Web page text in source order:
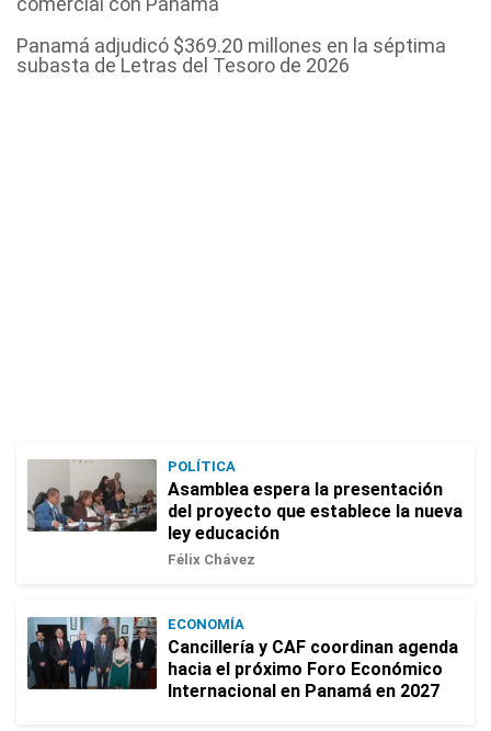
Panamá adjudicó $369.20 millones en la séptima
subasta de Letras del Tesoro de 2026
POLÍTICA
Asamblea espera la presentación
del proyecto que establece la nueva
ley educación
Félix Chávez
ECONOMÍA
Cancillería y CAF coordinan agenda
hacia el próximo Foro Económico
Internacional en Panamá en 2027